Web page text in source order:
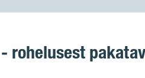
rohelusest